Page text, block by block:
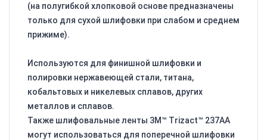
(на полугибкой хлопковой основе предназначены
только для сухой шлифовки при слабом и среднем
прижиме).
Используются для финишной шлифовки и
полировки нержавеющей стали, титана,
кобальтовых и никелевых сплавов, других
металлов и сплавов.
Также шлифовальные ленты 3M™ Trizact™ 237AA
могут использоваться для поперечной шлифовки